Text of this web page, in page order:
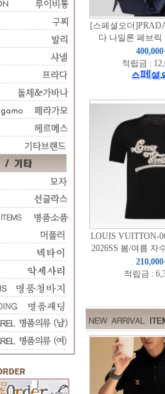
[스페셜오더
다 나일론 페브릭
적립금 :
LOUIS VUITTON-
2026SS 봄/여름 자
적립금 :